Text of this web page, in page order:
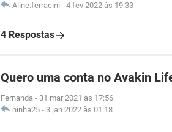
Aline.ferracini - 4 fev 2022 às 19:33
4 Respostas
Quero uma conta no Avakin
Fernanda - 31 mar 2021 às 17:56
ninha25 - 3 jan 2022 às 01:18